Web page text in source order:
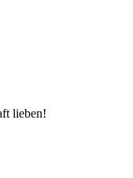
lieben!